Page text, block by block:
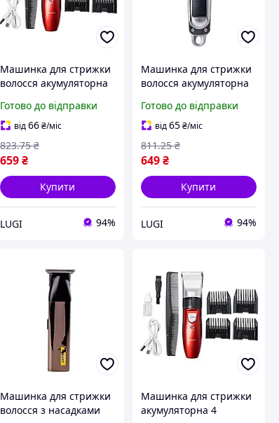
Машинка для стрижки
волосся акумуляторна
насадками 2 години
автономної роботи
Червона Lugi
Готово до відправки
від66 ₴/міс
659 ₴
823.75 ₴
Купити
LUGI 94%
Машинка для стрижки
волосся акумуляторна
професійна з 3
насадками Срібляста
Lugi
Готово до відправки
від65₴/міс
649₴
811.25 ₴
Купити
LUGI 94%
Машинка для стрижки
волосся з насадками
Машинка для стрижки
акумуляторна 4